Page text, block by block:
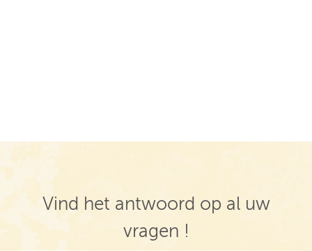
Vind het antwoord op al uw
vragen !